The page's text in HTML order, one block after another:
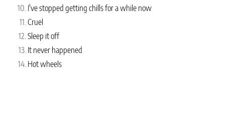
I've stopped getting chills for a while now
Cruel
Sleep it off
It never happened
Hot wheels